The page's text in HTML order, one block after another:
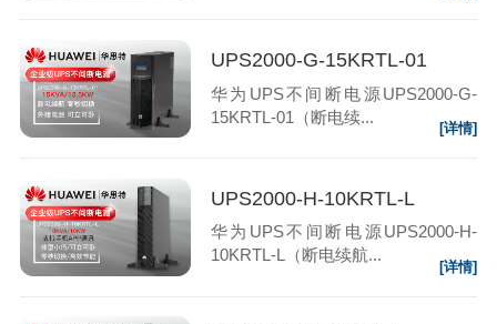
UPS2000-G-15KRTL-01
华为UPS不间断电源UPS2000-G-
15KRTL-01（断电续...
[详情]
UPS2000-H-10KRTL-L
华为UPS不间断电源UPS2000-H-
10KRTL-L（断电续航...
[详情]